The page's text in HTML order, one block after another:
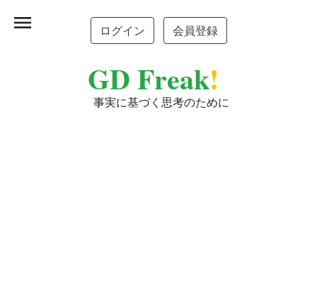
ログイン 会員登録
GD Freak!
事実に基づく思考のために
menu